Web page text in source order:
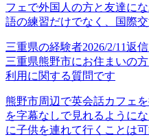
フェで外国人の方と友達に
語の練習だけでなく、国際
三重県の経験者2026/2/11返信
三重県熊野市にお住まいの
利用に関する質問です
熊野市周辺で英会話カフェ
を字幕なしで見れるように
に子供を連れて行くことは